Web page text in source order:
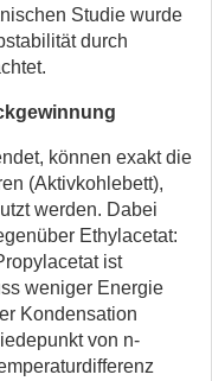
Studie wurde
durch
können exakt die
(Aktivkohlebett),
werden. Dabei
Ethylacetat:
ist
weniger Energie
Kondensation
von n-